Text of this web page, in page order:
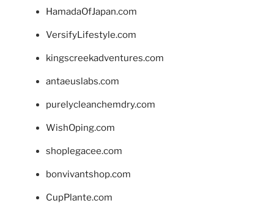
HamadaOfJapan.com
VersifyLifestyle.com
kingscreekadventures.com
antaeuslabs.com
purelycleanchemdry.com
WishOping.com
shoplegacee.com
bonvivantshop.com
CupPlante.com